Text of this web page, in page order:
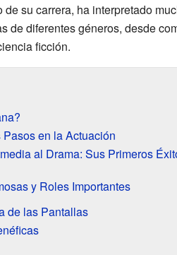
su carrera, ha interpretado
de diferentes géneros, desde
ficción.
en la Actuación
al Drama: Sus Primeros
y Roles Importantes
de las Pantallas